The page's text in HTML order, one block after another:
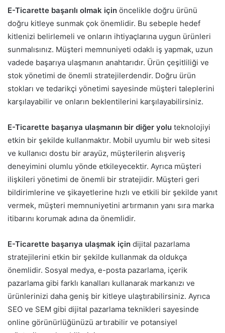
E-Ticarette başarılı olmak için öncelikle doğru ürünü
doğru kitleye sunmak çok önemlidir. Bu sebeple hedef
kitlenizi belirlemeli ve onların ihtiyaçlarına uygun ürünleri
sunmalısınız. Müşteri memnuniyeti odaklı iş yapmak, uzun
vadede başarıya ulaşmanın anahtarıdır. Ürün çeşitliliği ve
stok yönetimi de önemli stratejilerdendir. Doğru ürün
stokları ve tedarikçi yönetimi sayesinde müşteri taleplerini
karşılayabilir ve onların beklentilerini karşılayabilirsiniz.
E-Ticarette başarıya ulaşmanın bir diğer yolu teknolojiyi
etkin bir şekilde kullanmaktır. Mobil uyumlu bir web sitesi
ve kullanıcı dostu bir arayüz, müşterilerin alışveriş
deneyimini olumlu yönde etkileyecektir. Ayrıca müşteri
ilişkileri yönetimi de önemli bir stratejidir. Müşteri geri
bildirimlerine ve şikayetlerine hızlı ve etkili bir şekilde yanıt
vermek, müşteri memnuniyetini artırmanın yanı sıra marka
itibarını korumak adına da önemlidir.
E-Ticarette başarıya ulaşmak için dijital pazarlama
stratejilerini etkin bir şekilde kullanmak da oldukça
önemlidir. Sosyal medya, e-posta pazarlama, içerik
pazarlama gibi farklı kanalları kullanarak markanızı ve
ürünlerinizi daha geniş bir kitleye ulaştırabilirsiniz. Ayrıca
SEO ve SEM gibi dijital pazarlama teknikleri sayesinde
online görünürlüğünüzü artırabilir ve potansiyel